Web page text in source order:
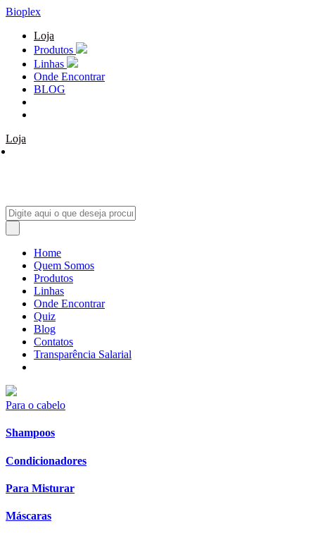
Bioplex
Loja
Produtos
Linhas
Onde Encontrar
BLOG
Loja
Home
Quem Somos
Produtos
Linhas
Onde Encontrar
Quiz
Blog
Contatos
Transparência Salarial
Para o cabelo
Shampoos
Condicionadores
Para Misturar
Máscaras